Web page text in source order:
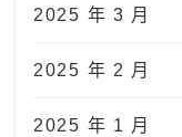
2025 年 3 月
2025 年 2 月
2025 年 1 月